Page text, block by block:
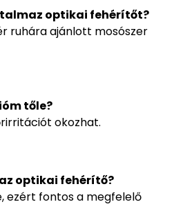
optikai fehérítőt?
ruhára ajánlott mosószer
tőle?
okozhat.
optikai fehérítő?
ezért fontos a megfelelő